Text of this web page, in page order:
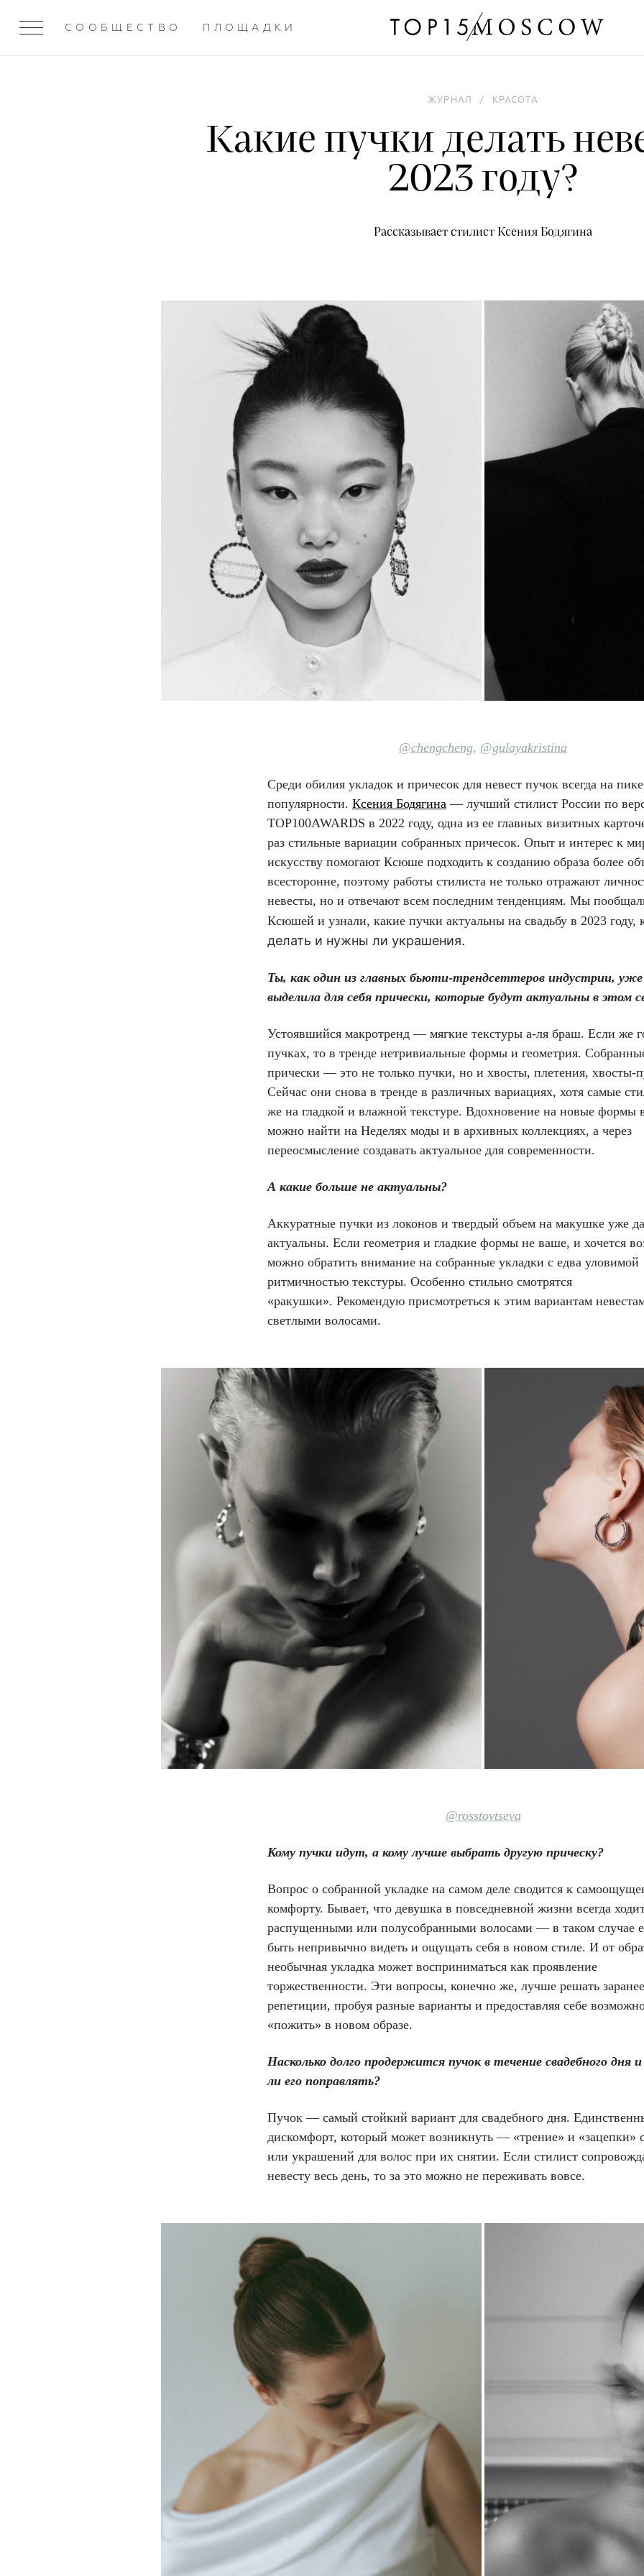
СООБЩЕСТВО ПЛОЩАДКИ
ЖУРНАЛ / КРАСОТА
Какие пучки делать
2023 году?
Рассказывает стилист Ксения Бодягина
@chengcheng, @gulayakristina
Среди обилия укладок и причесок для невест пучок всегда на пике
популярности. Ксения Бодягина — лучший стилист России по
TOP100AWARDS в 2022 году, одна из ее главных визитных
раз стильные вариации собранных причесок. Опыт и интерес к
искусству помогают Ксюше подходить к созданию образа более
всесторонне, поэтому работы стилиста не только отражают
невесты, но и отвечают всем последним тенденциям. Мы
Ксюшей и узнали, какие пучки актуальны на свадьбу в 2023 году,
делать и нужны ли украшения.
Ты, как один из главных бьюти-трендсеттеров индустрии, уже
выделила для себя прически, которые будут актуальны в этом
Устоявшийся макротренд — мягкие текстуры а-ля браш. Если же
пучках, то в тренде нетривиальные формы и геометрия.
прически — это не только пучки, но и хвосты, плетения, хвосты-
Сейчас они снова в тренде в различных вариациях, хотя самые
же на гладкой и влажной текстуре. Вдохновение на новые формы
можно найти на Неделях моды и в архивных коллекциях, а через
переосмысление создавать актуальное для современности.
А какие больше не актуальны?
Аккуратные пучки из локонов и твердый объем на макушке уже
актуальны. Если геометрия и гладкие формы не ваше, и хочется
можно обратить внимание на собранные укладки с едва уловимой
ритмичностью текстуры. Особенно стильно смотрятся
«ракушки». Рекомендую присмотреться к этим вариантам
светлыми волосами.
@rosstovtseva
Кому пучки идут, а кому лучше выбрать другую прическу?
Вопрос о собранной укладке на самом деле сводится к
комфорту. Бывает, что девушка в повседневной жизни всегда
распущенными или полусобранными волосами — в таком случае
быть непривычно видеть и ощущать себя в новом стиле. И от
необычная укладка может восприниматься как проявление
торжественности. Эти вопросы, конечно же, лучше решать
репетиции, пробуя разные варианты и предоставляя себе
«пожить» в новом образе.
Насколько долго продержится пучок в течение свадебного дня
ли его поправлять?
Пучок — самый стойкий вариант для свадебного дня.
дискомфорт, который может возникнуть — «трение» и «зацепки»
или украшений для волос при их снятии. Если стилист
невесту весь день, то за это можно не переживать вовсе.